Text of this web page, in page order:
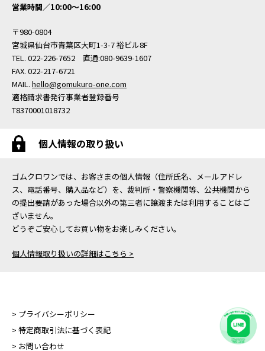
営業時間／10:00〜16:00
〒980-0804
宮城県仙台市青葉区大町1-3-7 裕ビル8F
TEL. 022-226-7652 直通:080-9639-1607
FAX. 022-217-6721
MAIL. hello@gomukuro-one.com
適格請求書発行事業者登録番号
T8370001018732
個人情報の取り扱い
ゴムクロワンでは、お客さまの個人情報（住所氏名、メールアドレ
ス、電話番号、購入品など）を、裁判所・警察機関等、公共機関から
の提出要請があった場合以外の第三者に譲渡または利用することはご
ざいません。
どうぞご安心してお買い物をお楽しみください。
個人情報取り扱いの詳細はこちら >
> プライバシーポリシー
> 特定商取引法に基づく表記
> お問い合わせ